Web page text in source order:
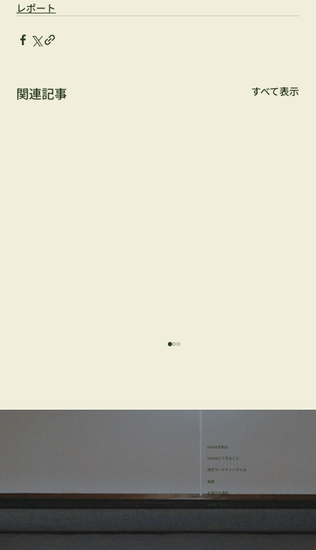
レポート
関連記事 すべて表示
【イベントレポート】「現場に立つマー
ケター」として生きる─HONE代表・桜
HONEを知る
HONEにできること
地方マーケティングとは
実績
お役立ち資料
・リサーチサポートプラン
・事業伴走プラン